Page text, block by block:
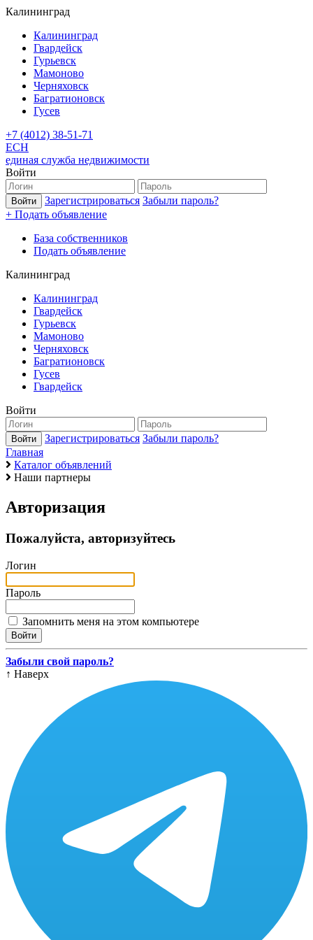
Калининград
Калининград
Гвардейск
Гурьевск
Мамоново
Черняховск
Багратионовск
Гусев
+7 (4012) 38-51-71
ЕСН
единая служба недвижимости
Войти
Зарегистрироваться Забыли пароль?
+ Подать объявление
База собственников
Подать объявление
Калининград
Калининград
Гвардейск
Гурьевск
Мамоново
Черняховск
Багратионовск
Гусев
Гвардейск
Войти
Зарегистрироваться Забыли пароль?
Главная
Каталог объявлений
Наши партнеры
Авторизация
Пожалуйста, авторизуйтесь
Логин
Пароль
Запомнить меня на этом компьютере
Забыли свой пароль?
↑ Наверх